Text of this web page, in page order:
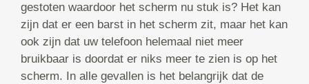
gestoten waardoor het scherm nu stuk is? Het kan
zijn dat er een barst in het scherm zit, maar het kan
ook zijn dat uw telefoon helemaal niet meer
bruikbaar is doordat er niks meer te zien is op het
scherm. In alle gevallen is het belangrijk dat de